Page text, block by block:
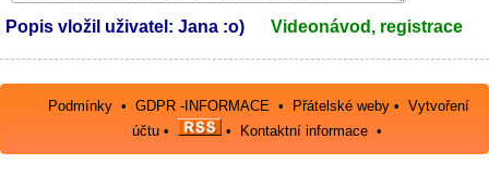
Popis vložil uživatel: Jana :o) Videonávod, registrace
Podmínky •GDPR -INFORMACE • Přátelské weby •Vytvoření
účtu• • Kontaktní informace•